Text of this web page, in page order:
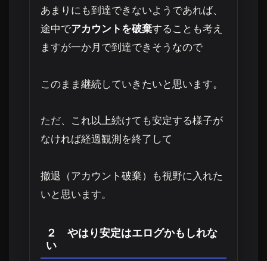
あまりにも到達できないようであれば、
途中でアカウントを破棄することも考え
ますが一か月で到達できそうなので
このまま継続していきたいと思います。
ただ、これ以上続けても安定する様子が
なければ経過観測を終了して
撤退（アカウント破棄）も視野に入れた
いと思います。
２ やはり安定はエログかもしれな
い